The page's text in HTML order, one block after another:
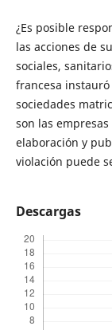
¿Es posible
las acciones de
sociales,
francesa
sociedades
son las
elaboración y
violación puede
Descargas